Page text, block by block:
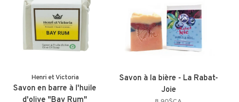
Henri et Victoria
Savon en barre à l'huile
Savon à la bière - La Rabat-
Joie